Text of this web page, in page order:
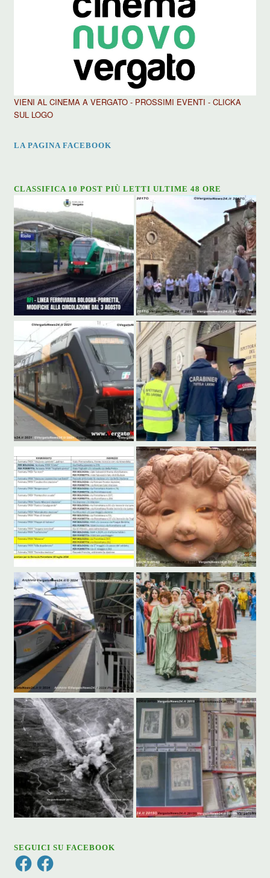
VIENI AL CINEMA A VERGATO - PROSSIMI EVENTI - CLICKA
SUL LOGO
LA PAGINA FACEBOOK
CLASSIFICA 10 POST PIÙ LETTI ULTIME 48 ORE
SEGUICI SU FACEBOOK
FacebookFacebook